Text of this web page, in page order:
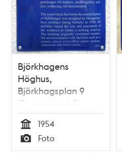
Björkhagens
Höghus,
Björkhagsplan 9
(Duggregnet 5)
Tid
1954
Typ
Foto